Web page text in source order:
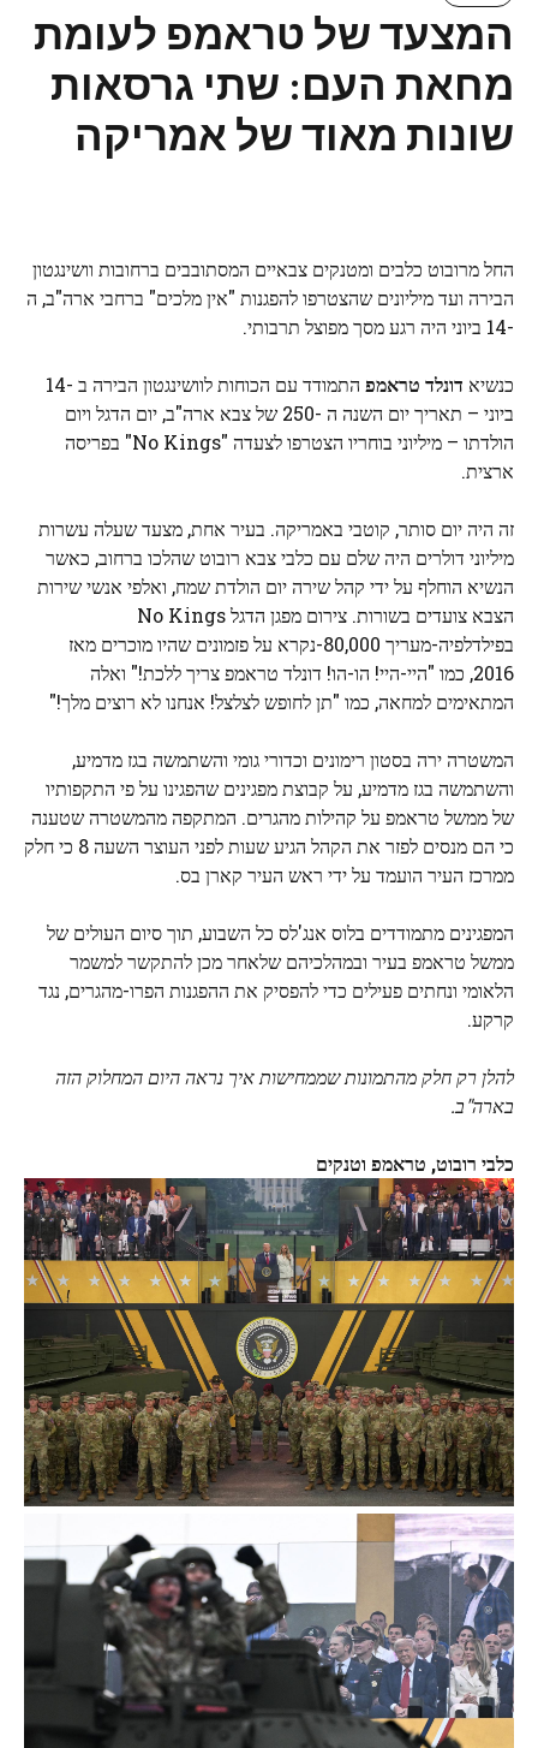
המצעד של טראמפ לעומת
מחאת העם: שתי גרסאות
שונות מאוד של אמריקה
החל מרובוט כלבים ומטנקים צבאיים המסתובבים ברחובות וושינגטון
הבירה ועד מיליונים שהצטרפו להפגנות "אין מלכים" ברחבי ארה"ב, ה
-14 ביוני היה רגע מסך מפוצל תרבותי.
כנשיא דונלד טראמפ
התמודד עם הכוחות לוושינגטון הבירה ב -14
ביוני – תאריך יום השנה ה -250 של צבא ארה"ב, יום הדגל ויום
הולדתו – מיליוני בוחריו הצטרפו לצעדה "No Kings" בפריסה
ארצית.
זה היה יום סותר, קוטבי באמריקה. בעיר אחת, מצעד שעלה עשרות
מיליוני דולרים היה שלם עם כלבי צבא רובוט שהלכו ברחוב, כאשר
הנשיא הוחלף על ידי קהל שירה יום הולדת שמח, ואלפי אנשי שירות
הצבא צועדים בשורות. צירום מפגן הדגל No Kings
בפילדלפיה-מעריך 80,000-נקרא על פזמונים שהיו מוכרים מאז
2016, כמו "היי-היי! הו-הו! דונלד טראמפ צריך ללכת!" ואלה
המתאימים למחאה, כמו "תן לחופש לצלצל! אנחנו לא רוצים מלך!"
המשטרה ירה בסטון רימונים וכדורי גומי והשתמשה בגז מדמיע,
והשתמשה בגז מדמיע, על קבוצת מפגינים שהפגינו על פי התקפותיו
של ממשל טראמפ על קהילות מהגרים. המתקפה מהמשטרה שטענה
כי הם מנסים לפזר את הקהל הגיע שעות לפני העוצר השעה 8 כי חלק
ממרכז העיר הועמד על ידי ראש העיר קארן בס.
המפגינים מתמודדים בלוס אנג'לס כל השבוע, תוך סיום העולים של
ממשל טראמפ בעיר ובמהלכיהם שלאחר מכן להתקשר למשמר
הלאומי ונחתים פעילים כדי להפסיק את ההפגנות הפרו-מהגרים, נגד
קרקע.
להלן רק חלק מהתמונות שממחישות איך נראה היום המחלוק הזה
בארה"ב.
כלבי רובוט, טראמפ וטנקים